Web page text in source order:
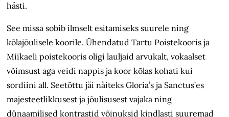
hästi.
See missa sobib ilmselt esitamiseks suurele ning
kõlajõulisele koorile. Ühendatud Tartu Poistekooris ja
Miikaeli poistekooris oligi lauljaid arvukalt, vokaalset
võimsust aga veidi nappis ja koor kõlas kohati kui
sordiini all. Seetõttu jäi näiteks Gloria’s ja Sanctus’es
majesteetlikkusest ja jõulisusest vajaka ning
dünaamilised kontrastid võinuksid kindlasti suuremad